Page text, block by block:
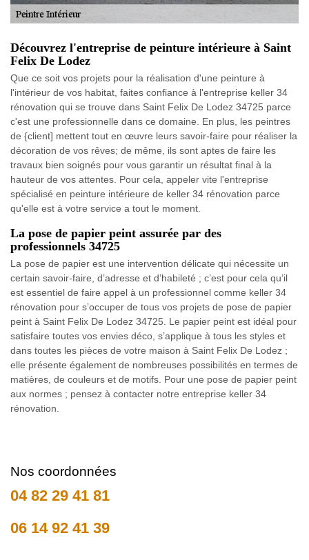
Découvrez l'entreprise de peinture intérieure à Saint
Felix De Lodez
Que ce soit vos projets pour la réalisation d'une peinture à
l'intérieur de vos habitat, faites confiance à l'entreprise keller 34
rénovation qui se trouve dans Saint Felix De Lodez 34725 parce
c'est une professionnelle dans ce domaine. En plus, les peintres
de {client] mettent tout en œuvre leurs savoir-faire pour réaliser la
décoration de vos rêves; de même, ils sont aptes de faire les
travaux bien soignés pour vous garantir un résultat final à la
hauteur de vos attentes. Pour cela, appeler vite l'entreprise
spécialisé en peinture intérieure de keller 34 rénovation parce
qu'elle est à votre service a tout le moment.
La pose de papier peint assurée par des
professionnels 34725
La pose de papier est une intervention délicate qui nécessite un
certain savoir-faire, d’adresse et d’habileté ; c’est pour cela qu’il
est essentiel de faire appel à un professionnel comme keller 34
rénovation pour s’occuper de tous vos projets de pose de papier
peint à Saint Felix De Lodez 34725. Le papier peint est idéal pour
satisfaire toutes vos envies déco, s’applique à tous les styles et
dans toutes les pièces de votre maison à Saint Felix De Lodez ;
elle présente également de nombreuses possibilités en termes de
matières, de couleurs et de motifs. Pour une pose de papier peint
aux normes ; pensez à contacter notre entreprise keller 34
rénovation.
Nos coordonnées
04 82 29 41 81
06 14 92 41 39